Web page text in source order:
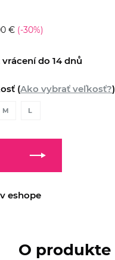
€ (-30%)
do 14 dnů
(Ako vybrať veľkosť?)
M L
v eshope
O produkte